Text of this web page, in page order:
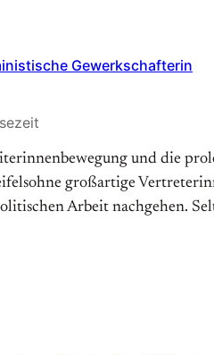
Gewerkschafterin
und die
großartige
Arbeit nachgehen.